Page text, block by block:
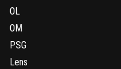
OL
OM
PSG
Lens